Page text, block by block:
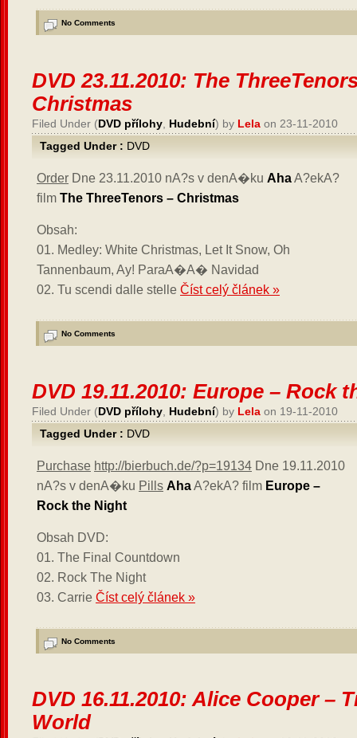
No Comments
DVD 23.11.2010: The
Christmas
Filed Under (DVD přílohy Hudební) by Lela on 23-11-2010
Tagged Under : DVD
Order Dne 23.11.2010 nA?s v denA�ku AhaA?ekA?
film The ThreeTenors – Christmas
Obsah:
01. Medley: White Christmas, Let It Snow, Oh
Tannenbaum, Ay! ParaA�A� Navidad
02. Tu scendi dalle stelle Číst celý článek »
No Comments
DVD 19.11.2010: Europe – Rock
Filed Under (DVD přílohy Hudební) by Lela on 19-11-2010
Tagged Under : DVD
Purchase http://bierbuch.de/?p=19134 Dne 19.11.2010
nA?s v denA�ku Pills AhaA?ekA? film Europe –
Rock the Night
Obsah DVD:
01. The Final Countdown
02. Rock The Night
03. Carrie Číst celý článek »
No Comments
DVD 16.11.2010: Alice Cooper –
World